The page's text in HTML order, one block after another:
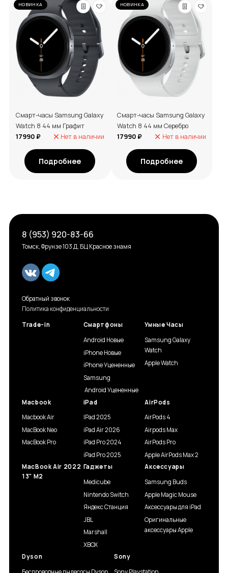
НОВИНКА
Смарт-часы Samsung Galaxy
Watch 8 44 мм Графит
17990 ₽
Нет в наличии
Подробнее
НОВИНКА
Смарт-часы Samsung Galaxy
Watch 8 44 мм Серебро
17990 ₽
Нет в наличии
Подробнее
Trade-in
Смартфоны
Android Новые
iPhone Новые
iPhone Уцененные
Samsung
Android Уцененные
Умные Часы
Samsung Galaxy
Watch
Apple Watch
Macbook
Macbook Air
MacBook Neo
MacBook Pro
iPad
IPad 2025
iPad Air 2026
iPad Pro 2024
iPad Pro 2025
AirPods
AirPods 4
Airpods Max
AirPods Pro
Apple AirPods Max 2
MacBook Air 2022
13" M2
Гаджеты
Medicube
Nintendo Switch
Яндекс Станция
JBL
Marshall
XBOX
Аксессуары
Samsung Buds
Apple Magic Mouse
Аксессуары для iPad
Оригинальные
аксессуары Apple
Dyson
Sony
8 (953) 920-83-66
Томск, Фрунзе 103 Д, БЦ Красное знамя
Обратный звонок
Политика конфиденциальности